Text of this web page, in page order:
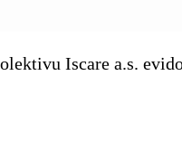
Iscare a.s.